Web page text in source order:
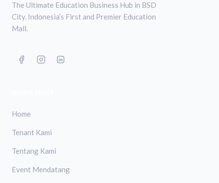
The Ultimate Education Business Hub in BSD
City. Indonesia’s First and Premier Education
Mall.
Home
Tenant Kami
Tentang Kami
Event Mendatang